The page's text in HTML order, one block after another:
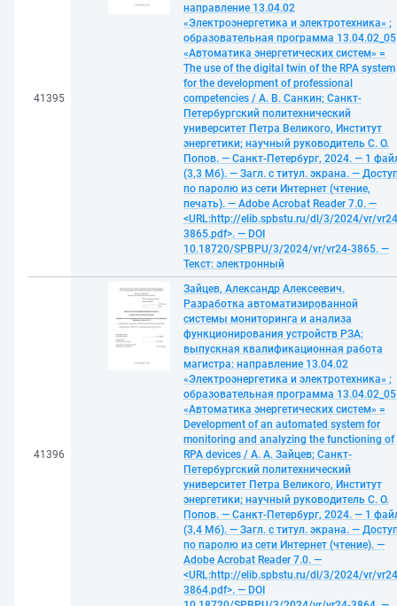
41395
направление 13.04.02
«Электроэнергетика и электротехника» ;
образовательная программа 13.04.02_05
«Автоматика энергетических систем» =
The use of the digital twin of the RPA system
for the development of professional
competencies / А. В. Санкин; Санкт-
Петербургский политехнический
университет Петра Великого, Институт
энергетики; научный руководитель С. О.
Попов. — Санкт-Петербург, 2024. — 1
(3,3 Мб). — Загл. с титул. экрана. —
по паролю из сети Интернет (чтение,
печать). — Adobe Acrobat Reader 7.0. —
<URL:http://elib.spbstu.ru/dl/3/2024/vr/
3865.pdf>. — DOI
10.18720/SPBPU/3/2024/vr/vr24-3865. —
Текст: электронный
41396
Зайцев, Александр Алексеевич.
Разработка автоматизированной
системы мониторинга и анализа
функционирования устройств РЗА:
выпускная квалификационная работа
магистра: направление 13.04.02
«Электроэнергетика и электротехника» ;
образовательная программа 13.04.02_05
«Автоматика энергетических систем» =
Development of an automated system for
monitoring and analyzing the functioning of
RPA devices / А. А. Зайцев; Санкт-
Петербургский политехнический
университет Петра Великого, Институт
энергетики; научный руководитель С. О.
Попов. — Санкт-Петербург, 2024. — 1
(3,4 Мб). — Загл. с титул. экрана. —
по паролю из сети Интернет (чтение). —
Adobe Acrobat Reader 7.0. —
<URL:http://elib.spbstu.ru/dl/3/2024/vr/
3864.pdf>. — DOI